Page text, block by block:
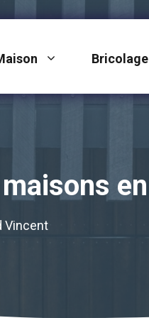
Bricolage
Vincent